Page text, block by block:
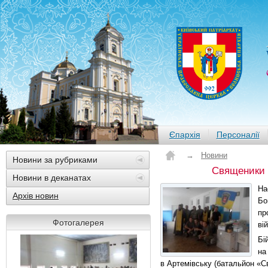
Єпархія Персоналії
Новини за рубриками
Новини в деканатах
Архів новин
Фотогалерея
→ Новини
Священики
на
в Артемівську (батальйон